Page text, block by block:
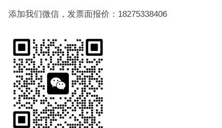
添加我们微信，发票面报价：18275338406